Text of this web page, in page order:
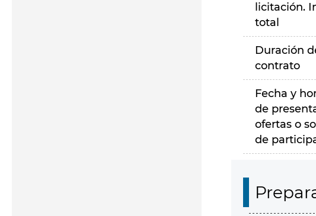
licitación.
total
Duración
contrato
Fecha y
de
ofertas o
de